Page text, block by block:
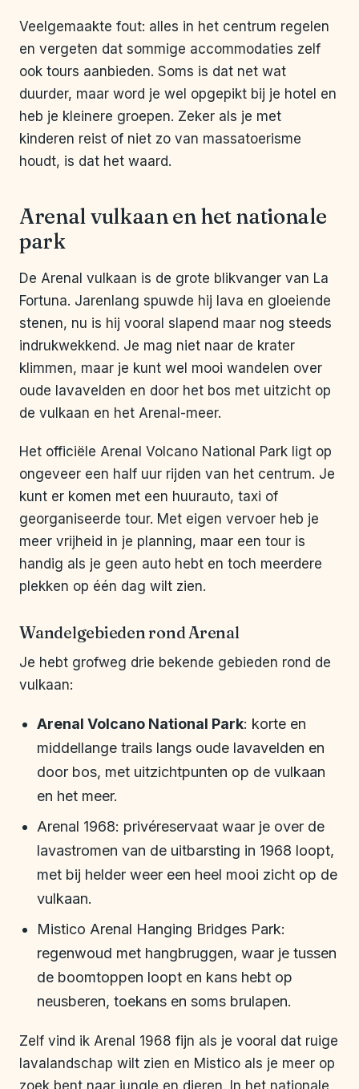
Veelgemaakte fout: alles in het centrum regelen
en vergeten dat sommige accommodaties zelf
ook tours aanbieden. Soms is dat net wat
duurder, maar word je wel opgepikt bij je hotel en
heb je kleinere groepen. Zeker als je met
kinderen reist of niet zo van massatoerisme
houdt, is dat het waard.
Arenal vulkaan en het nationale
park
De Arenal vulkaan is de grote blikvanger van La
Fortuna. Jarenlang spuwde hij lava en gloeiende
stenen, nu is hij vooral slapend maar nog steeds
indrukwekkend. Je mag niet naar de krater
klimmen, maar je kunt wel mooi wandelen over
oude lavavelden en door het bos met uitzicht op
de vulkaan en het Arenal-meer.
Het officiële Arenal Volcano National Park ligt op
ongeveer een half uur rijden van het centrum. Je
kunt er komen met een huurauto, taxi of
georganiseerde tour. Met eigen vervoer heb je
meer vrijheid in je planning, maar een tour is
handig als je geen auto hebt en toch meerdere
plekken op één dag wilt zien.
Wandelgebieden rond Arenal
Je hebt grofweg drie bekende gebieden rond de
vulkaan:
Arenal Volcano National Park: korte en
middellange trails langs oude lavavelden en
door bos, met uitzichtpunten op de vulkaan
en het meer.
Arenal 1968: privéreservaat waar je over de
lavastromen van de uitbarsting in 1968 loopt,
met bij helder weer een heel mooi zicht op de
vulkaan.
Mistico Arenal Hanging Bridges Park:
regenwoud met hangbruggen, waar je tussen
de boomtoppen loopt en kans hebt op
neusberen, toekans en soms brulapen.
Zelf vind ik Arenal 1968 fijn als je vooral dat ruige
lavalandschap wilt zien en Mistico als je meer op